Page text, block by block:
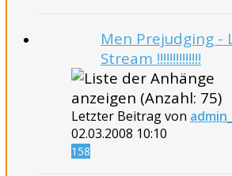
Men Prejudging -
Stream !!!!!!!!!!!!!!
Letzter Beitrag von
02.03.2008 10:10
158